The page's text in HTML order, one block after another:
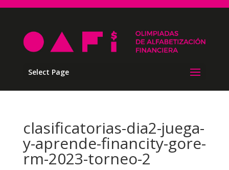
Select Page
clasificatorias-dia2-juega-
y-aprende-financity-gore-
rm-2023-torneo-2